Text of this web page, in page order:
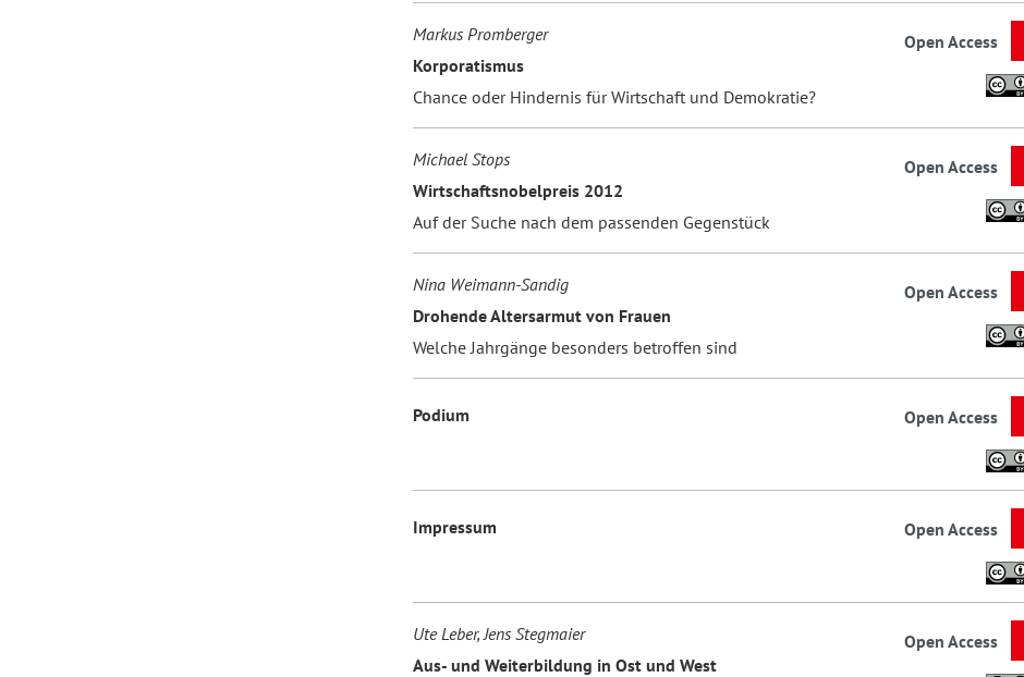
Markus Promberger
Korporatismus
Chance oder Hindernis für Wirtschaft und Demokratie?
Open Access
Michael Stops
Wirtschaftsnobelpreis 2012
Auf der Suche nach dem passenden Gegenstück
Open Access
Nina Weimann-Sandig
Drohende Altersarmut von Frauen
Welche Jahrgänge besonders betroffen sind
Open Access
Podium Open Access
Impressum Open Access
Ute Leber, Jens Stegmaier
Aus- und Weiterbildung in Ost und West
Open Access